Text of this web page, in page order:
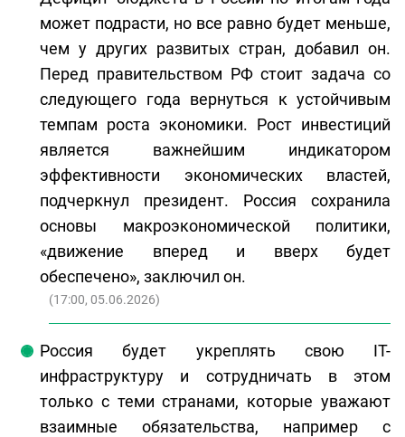
может подрасти, но все равно будет меньше,
чем у других развитых стран, добавил он.
Перед правительством РФ стоит задача со
следующего года вернуться к устойчивым
темпам роста экономики. Рост инвестиций
является важнейшим индикатором
эффективности экономических властей,
подчеркнул президент. Россия сохранила
основы макроэкономической политики,
«движение вперед и вверх будет
обеспечено», заключил он.
(17:00, 05.06.2026)
Россия будет укреплять свою IT-
инфраструктуру и сотрудничать в этом
только с теми странами, которые уважают
взаимные обязательства, например с